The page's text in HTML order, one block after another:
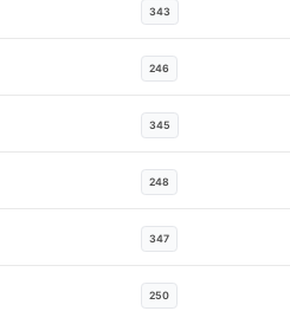
343
246
345
248
347
250